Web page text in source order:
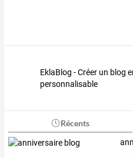
EklaBlog - Créer un blog
personnalisable
Récents